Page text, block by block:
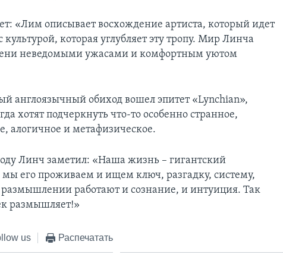
«Лим описывает восхождение артиста, который идет
культурой, которая углубляет эту тропу. Мир Линча
неведомыми ужасами и комфортным уютом
англоязычный обиход вошел эпитет «Lynchian»,
хотят подчеркнуть что-то особенно странное,
алогичное и метафизическое.
Линч заметил: «Наша жизнь – гигантский
его проживаем и ищем ключ, разгадку, систему,
размышлении работают и сознание, и интуиция. Так
размышляет!»
us Распечатать